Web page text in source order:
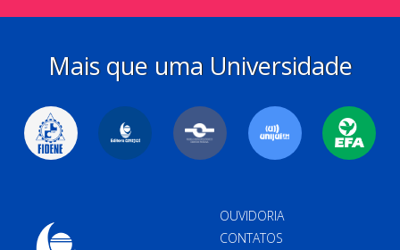
Mais que uma Universidade
OUVIDORIA
CONTATOS